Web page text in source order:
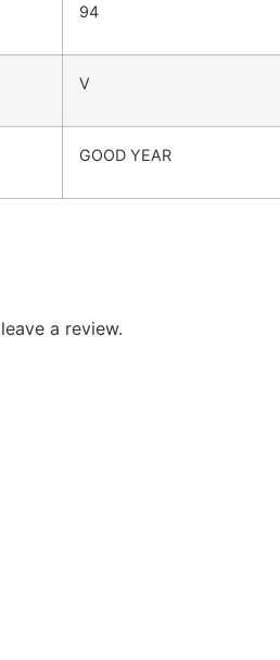
94
V
GOOD YEAR
a review.